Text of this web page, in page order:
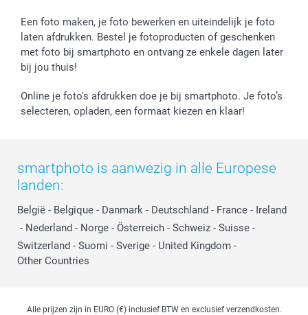
Een foto maken, je foto bewerken en uiteindelijk je foto
laten afdrukken. Bestel je fotoproducten of geschenken
met foto bij smartphoto en ontvang ze enkele dagen later
bij jou thuis!
Online je foto's afdrukken doe je bij smartphoto. Je foto’s
selecteren, opladen, een formaat kiezen en klaar!
smartphoto is aanwezig in alle Europese
landen:
België - Belgique - Danmark - Deutschland - France - Ireland
- Nederland - Norge - Österreich - Schweiz - Suisse -
Switzerland - Suomi - Sverige - United Kingdom -
Other Countries
Alle prijzen zijn in EURO (€) inclusief BTW en exclusief verzendkosten.